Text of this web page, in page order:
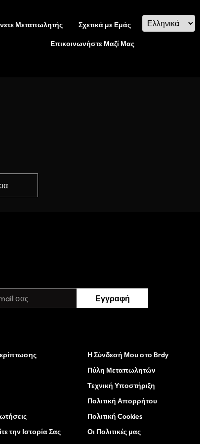
Μεταπωλητής Σχετικά με Εμάς
Επικοινωνήστε Μαζί Μας
Εγγραφή
την Ιστορία Σας
Η Σύνδεσή Μου στο Brdy
Πύλη Μεταπωλητών
Τεχνική Υποστήριξη
Πολιτική Απορρήτου
Πολιτική Cookies
Οι Πολιτικές μας